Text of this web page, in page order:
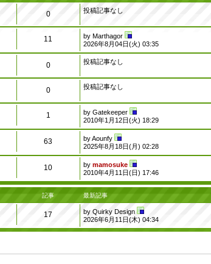
0 投稿記事なし
11 byMarthagor
2026年8月04日(火) 03:35
0 投稿記事なし
0 投稿記事なし
1 byGatekeeper
2010年1月12日(火) 18:29
63 byAounfy
2025年8月18日(月) 02:28
10 bymamosuke
2010年4月11日(日) 17:46
記事 最新記事
17 byQuirky Design
2026年6月11日(木) 04:34